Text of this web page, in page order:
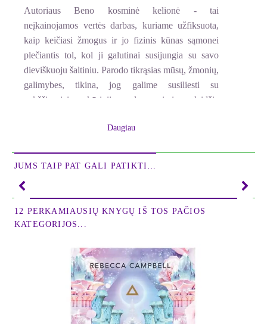
Autoriaus Beno kosminė kelionė - tai
neįkainojamos vertės darbas, kuriame užfiksuota,
kaip keičiasi žmogus ir jo fizinis kūnas sąmonei
plečiantis tol, kol ji galutinai susijungia su savo
dieviškuoju šaltiniu. Parodo tikrąsias mūsų, žmonių,
galimybes, tikina, jog galime susiliesti su
aukščiausiais kūrinijos lygmenimis, leidžia
Knygoje nuolat pabrėžiama, jog vienintelis būdas
Itzhakas Bentovas gimė 1923 metais
Čekoslovakijoje. Per Antrąjį pasaulinį karą jis
pasitraukė į Izraelį, o 1954-aisiais atvyko į
Jungtines Amerikos Valstijas, kur pradėjo išradėjo ir
pramonės konsultanto karjerą, kiek vėliau pasirinko
ko, Itzhakas Bentovas tyrinėjo pakitusių sąmonės
būsenų įtaką žmogaus fiziologijai, aktyviai
domėjosi meditacijomis, parašė knygą Laukinės
švytuoklės pėdsakais: apie sąmonės mechaniką
(Stalking the Wild Pendulum: On the Mechanics of
Daugiau
JUMS TAIP PAT GALI PATIKTI…
12 PERKAMIAUSIŲ KNYGŲ IŠ TOS PAČIOS
KATEGORIJOS...